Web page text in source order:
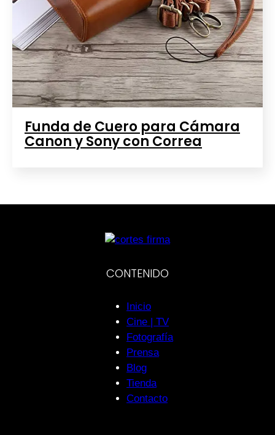
Funda de Cuero para Cámara
Canon y Sony con Correa
CONTENIDO
Inicio
Cine | TV
Fotografía
Prensa
Blog
Tienda
Contacto